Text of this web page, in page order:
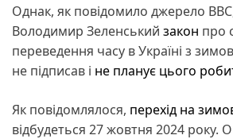
Однак, як повідомило джерело
Володимир Зеленський закон про
переведення часу в Україні з
не підписав і не планує цього
Як повідомлялося, перехід на
відбудеться 27 жовтня 2024 року.